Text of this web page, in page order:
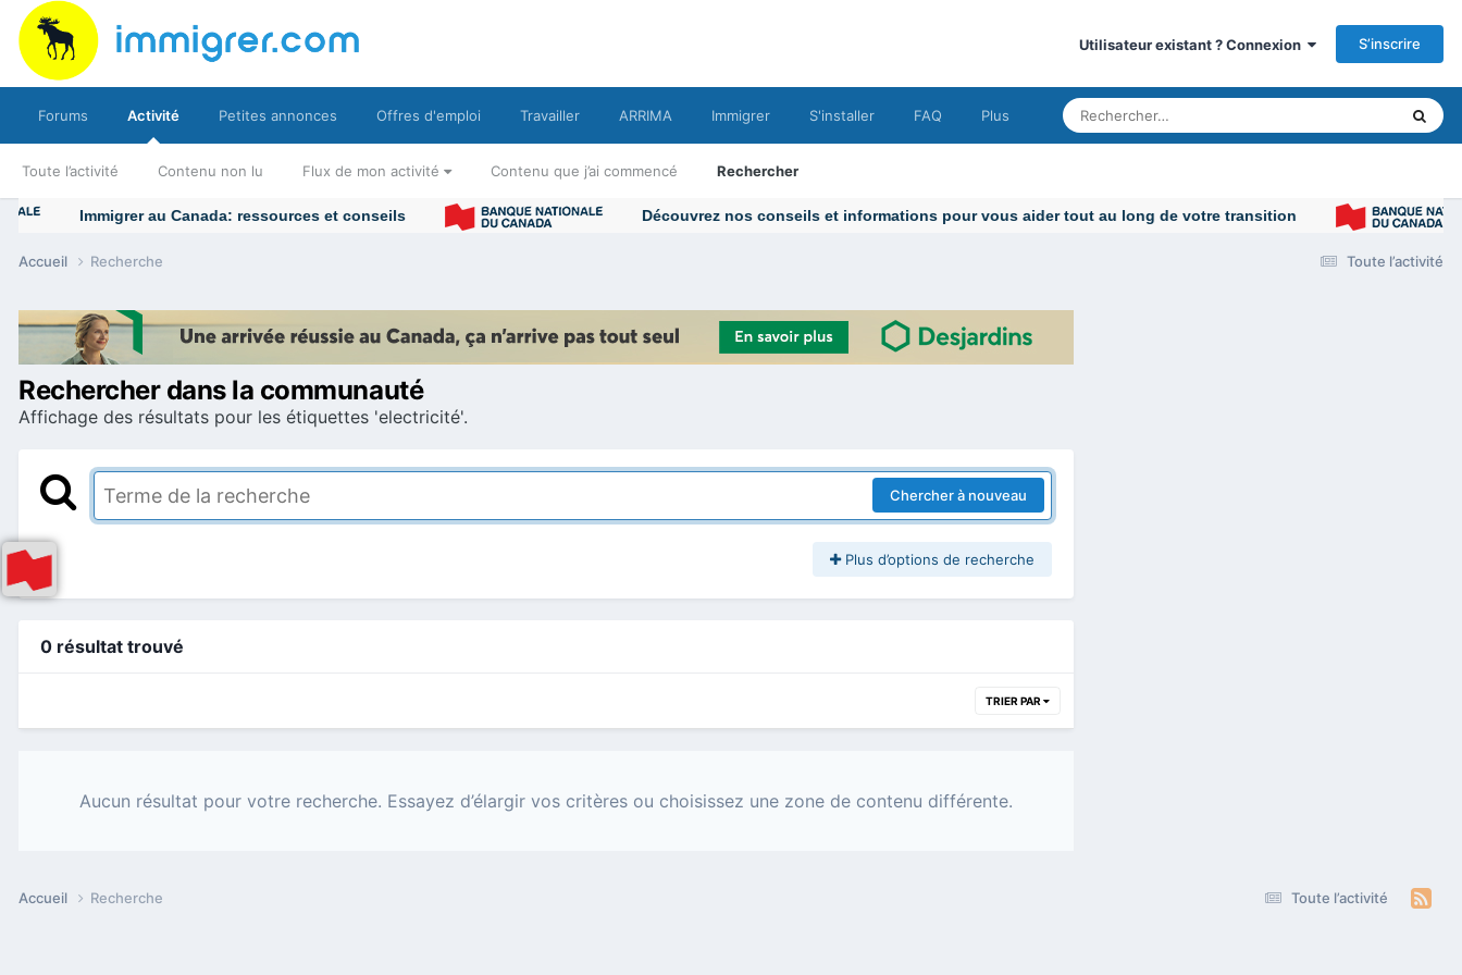
Utilisateur existant ? Connexion S’inscrire
Forums Activité
Toute l’activité Contenu non lu Flux de mon activité Contenu que j’ai commencé Rechercher
Petites annonces Offres d'emploi Travailler ARRIMA Immigrer S'installer FAQ Plus
Immigrer au Canada: ressources et conseils Découvrez nos conseils et informations pour vous aider tout au long de votre transition
Toute l’activité
Accueil Recherche
Rechercher dans la communauté
Affichage des résultats pour les étiquettes 'electricité'.
Chercher à nouveau
Plus d’options de recherche
0 résultat trouvé
TRIER PAR
Aucun résultat pour votre recherche. Essayez d’élargir vos critères ou choisissez une zone de contenu différente.
Toute l’activité
Accueil Recherche